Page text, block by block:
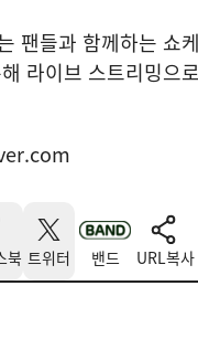
팬들과 함께하는 쇼
라이브 스트리밍으
북 트위터 밴드 URL복사